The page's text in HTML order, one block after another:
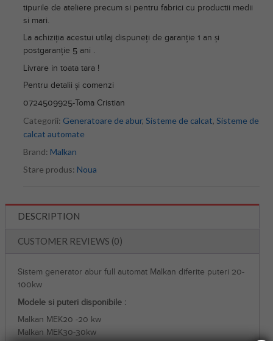
tipurile de ateliere precum si pentru fabrici cu productii medii
si mari.
La achiziția acestui utilaj dispuneți de garanție 1 an și
postgaranție 5 ani .
Livrare in toata tara !
Pentru detalii și comenzi
0724509925-Toma Cristian
Categorii: Generatoare de abur, Sisteme de calcat, Sisteme de
calcat automate
Brand: Malkan
Stare produs: Noua
DESCRIPTION
CUSTOMER REVIEWS (0)
Sistem generator abur full automat Malkan diferite puteri 20-
100kw
Modele si puteri disponibile :
Malkan MEK20 -20 kw
Malkan MEK30-30kw